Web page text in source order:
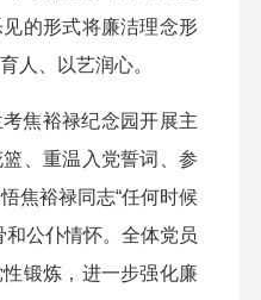
的形式将廉洁理念形
人、以艺润心。
焦裕禄纪念园开展主
、重温入党誓词、参
焦裕禄同志“任何时候
和公仆情怀。全体党员
锻炼，进一步强化廉